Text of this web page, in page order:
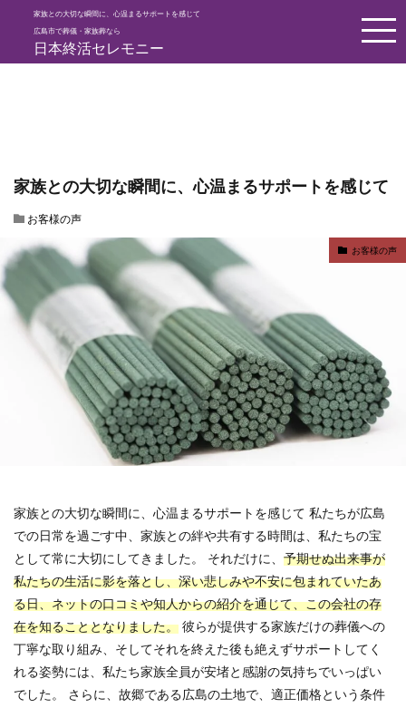
家族との大切な瞬間に、心温まるサポートを感じて
広島市で葬儀・家族葬なら
日本終活セレモニー
HOME お客様の声 家族との大切な瞬間に、心温まるサポートを感
家族との大切な瞬間に、心温まるサポートを感じて
お客様の声
お客様の声
家族との大切な瞬間に、心温まるサポートを感じて 私たちが広島
での日常を過ごす中、家族との絆や共有する時間は、私たちの宝
として常に大切にしてきました。 それだけに、 予期せぬ出来事が
私たちの生活に影を落とし、深い悲しみや不安に包まれていたあ
る日、ネットの口コミや知人からの紹介を通じて、この会社の存
在を知ることとなりました。 彼らが提供する家族だけの葬儀への
丁寧な取り組み、そしてそれを終えた後も絶えずサポートしてく
れる姿勢には、私たち家族全員が安堵と感謝の気持ちでいっぱい
でした。 さらに、故郷である広島の土地で、適正価格という条件